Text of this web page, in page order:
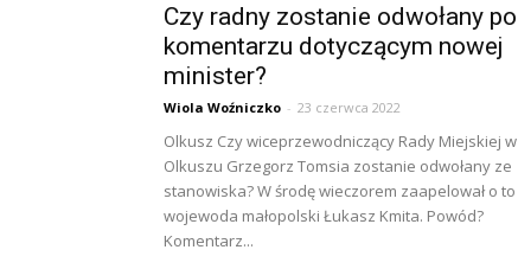
Czy radny zostanie odwołany po
komentarzu dotyczącym nowej
minister?
Wiola Woźniczko - 23 czerwca 2022
Olkusz Czy wiceprzewodniczący Rady Miejskiej w
Olkuszu Grzegorz Tomsia zostanie odwołany ze
stanowiska? W środę wieczorem zaapelował o to
wojewoda małopolski Łukasz Kmita. Powód?
Komentarz...